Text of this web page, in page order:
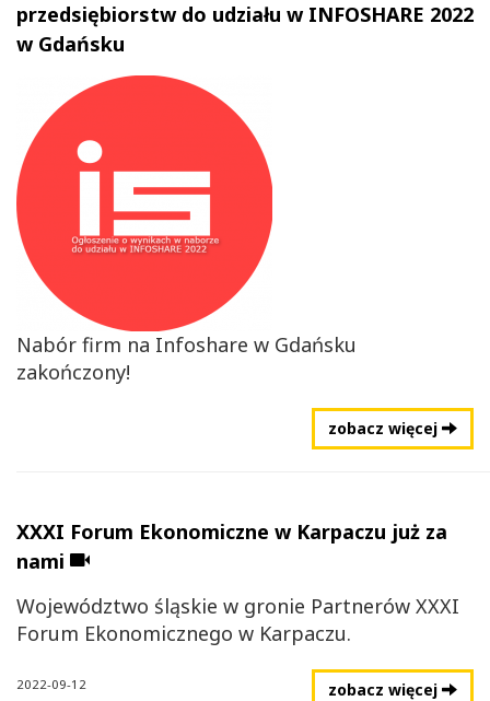
przedsiębiorstw do udziału w INFOSHARE 2022
w Gdańsku
Nabór firm na Infoshare w Gdańsku
zakończony!
zobacz więcej
XXXI Forum Ekonomiczne w Karpaczu już za
nami
Dołączono
video
Województwo śląskie w gronie Partnerów XXXI
Forum Ekonomicznego w Karpaczu.
2022-09-12 zobacz więcej